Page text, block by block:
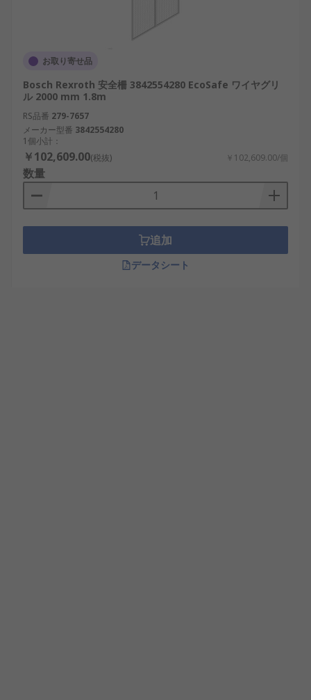
お取り寄せ品
Bosch Rexroth 安全柵 3842554280 EcoSafe ワイヤグリ
ル 2000 mm 1.8m
RS品番 279-7657
メーカー型番 3842554280
1個小計：
￥102,609.00(税抜) ￥102,609.00/個
数量
追加
データシート